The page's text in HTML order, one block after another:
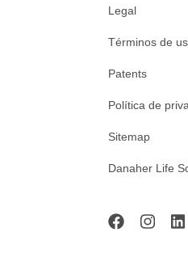
Legal
Términos de
Patents
Política de
Sitemap
Danaher Life